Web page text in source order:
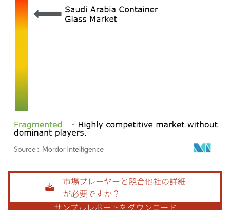
画像 © Mordor Intelligence。再利用にはCC BY 4.0の表示が必要です。